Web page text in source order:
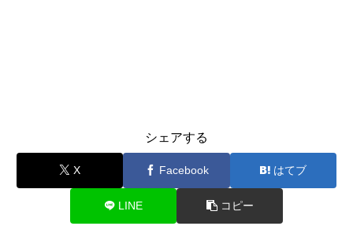
シェアする
X Facebook はてブ
LINE コピー